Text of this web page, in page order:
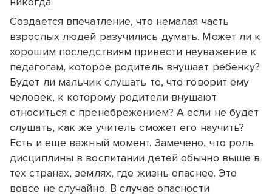
Создается впечатление, что немалая часть
взрослых людей разучились думать. Может ли к
хорошим последствиям привести неуважение к
педагогам, которое родитель внушает ребенку?
Будет ли мальчик слушать то, что говорит ему
человек, к которому родители внушают
относиться с пренебрежением? А если не будет
слушать, как же учитель сможет его научить?
Есть и еще важный момент. Замечено, что роль
дисциплины в воспитании детей обычно выше в
тех странах, землях, где жизнь опаснее. Это
вовсе не случайно. В случае опасности